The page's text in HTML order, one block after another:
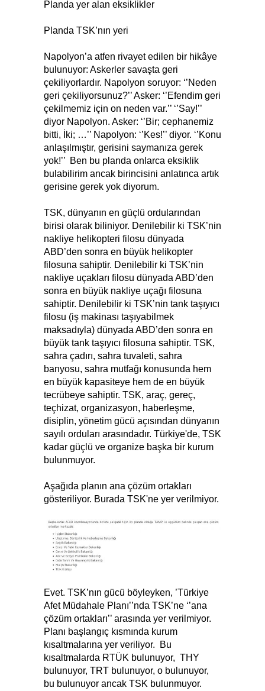
Planda yer alan eksiklikler
Planda TSK’nın yeri
Napolyon’a atfen rivayet edilen bir hikâye
bulunuyor: Askerler savaşta geri
çekiliyorlardır. Napolyon soruyor: ‘’Neden
geri çekiliyorsunuz?’’ Asker: ‘’Efendim geri
çekilmemiz için on neden var.’’ ‘’Say!’’
diyor Napolyon. Asker: ‘’Bir; cephanemiz
bitti, İki; …’’ Napolyon: ‘’Kes!’’ diyor. ‘’Konu
anlaşılmıştır, gerisini saymanıza gerek
yok!’’ Ben bu planda onlarca eksiklik
bulabilirim ancak birincisini anlatınca artık
gerisine gerek yok diyorum.
TSK, dünyanın en güçlü ordularından
birisi olarak biliniyor. Denilebilir ki TSK’nin
nakliye helikopteri filosu dünyada
ABD’den sonra en büyük helikopter
filosuna sahiptir. Denilebilir ki TSK’nin
nakliye uçakları filosu dünyada ABD’den
sonra en büyük nakliye uçağı filosuna
sahiptir. Denilebilir ki TSK’nin tank taşıyıcı
filosu (iş makinası taşıyabilmek
maksadıyla) dünyada ABD’den sonra en
büyük tank taşıyıcı filosuna sahiptir. TSK,
sahra çadırı, sahra tuvaleti, sahra
banyosu, sahra mutfağı konusunda hem
en büyük kapasiteye hem de en büyük
tecrübeye sahiptir. TSK, araç, gereç,
teçhizat, organizasyon, haberleşme,
disiplin, yönetim gücü açısından dünyanın
sayılı orduları arasındadır. Türkiye'de, TSK
kadar güçlü ve organize başka bir kurum
bulunmuyor.
Aşağıda planın ana çözüm ortakları
gösteriliyor. Burada TSK'ne yer verilmiyor.
Evet. TSK’nın gücü böyleyken, ’Türkiye
Afet Müdahale Planı’’nda TSK’ne ‘’ana
çözüm ortakları’’ arasında yer verilmiyor.
Planı başlangıç kısmında kurum
kısaltmalarına yer veriliyor. Bu
kısaltmalarda RTÜK bulunuyor, THY
bulunuyor, TRT bulunuyor, o bulunuyor,
bu bulunuyor ancak TSK bulunmuyor.